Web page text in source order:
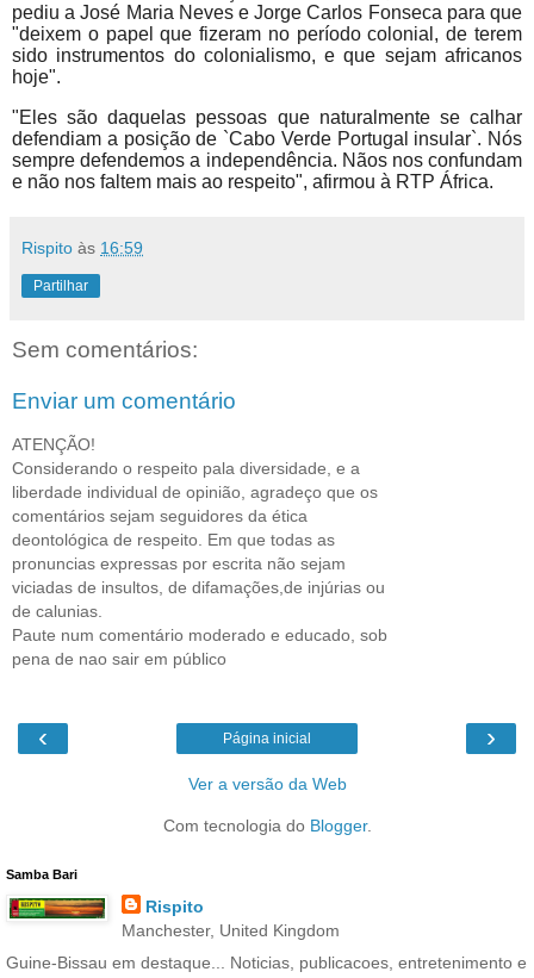
pediu a José Maria Neves e Jorge Carlos Fonseca para que
"deixem o papel que fizeram no período colonial, de terem
sido instrumentos do colonialismo, e que sejam africanos
hoje".
"Eles são daquelas pessoas que naturalmente se calhar
defendiam a posição de `Cabo Verde Portugal insular`. Nós
sempre defendemos a independência. Nãos nos confundam
e não nos faltem mais ao respeito", afirmou à RTP África.
Rispito às 16:59
Partilhar
Sem comentários:
Enviar um comentário
ATENÇÃO!
Considerando o respeito pala diversidade, e a
liberdade individual de opinião, agradeço que os
comentários sejam seguidores da ética
deontológica de respeito. Em que todas as
pronuncias expressas por escrita não sejam
viciadas de insultos, de difamações,de injúrias ou
de calunias.
Paute num comentário moderado e educado, sob
pena de nao sair em público
‹ ›
Página inicial
Ver a versão da Web
Com tecnologia do Blogger.
Samba Bari
Rispito
Manchester, United Kingdom
Guine-Bissau em destaque... Noticias, publicacoes, entretenimento e